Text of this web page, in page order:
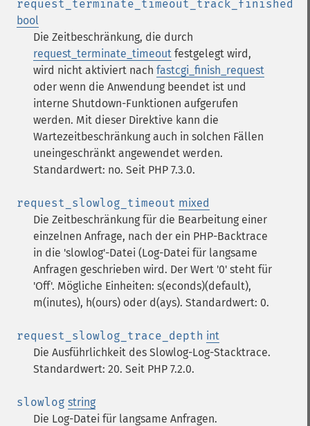
request_terminate_timeout_track_finished
bool
Die Zeitbeschränkung, die durch
request_terminate_timeout festgelegt wird,
wird nicht aktiviert nach fastcgi_finish_request
oder wenn die Anwendung beendet ist und
interne Shutdown-Funktionen aufgerufen
werden. Mit dieser Direktive kann die
Wartezeitbeschränkung auch in solchen Fällen
uneingeschränkt angewendet werden.
Standardwert: no. Seit PHP 7.3.0.
request_slowlog_timeout mixed
Die Zeitbeschränkung für die Bearbeitung einer
einzelnen Anfrage, nach der ein PHP-Backtrace
in die 'slowlog'-Datei (Log-Datei für langsame
Anfragen geschrieben wird. Der Wert '0' steht für
'Off'. Mögliche Einheiten: s(econds)(default),
m(inutes), h(ours) oder d(ays). Standardwert: 0.
request_slowlog_trace_depth int
Die Ausführlichkeit des Slowlog-Log-Stacktrace.
Standardwert: 20. Seit PHP 7.2.0.
slowlog string
Die Log-Datei für langsame Anfragen.